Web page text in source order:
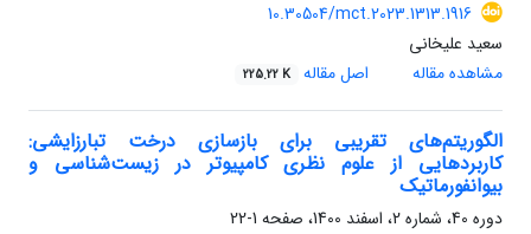
10.30504/mct.2023.1313.1916
سعید علیخانی
مشاهده مقاله
اصل مقاله 225.22 K
الگوریتم‌های تقریبی برای بازسازی درخت تبارزایشی:
کاربردهایی از علوم نظری کامپیوتر در زیست‌شناسی و
بیوانفورماتیک
دوره 40، شماره 2، اسفند 1400، صفحه
1-22